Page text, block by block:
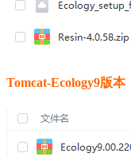
Tomcat-Ecology9版本